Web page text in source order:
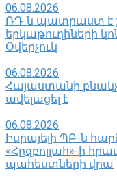
06.08.2026
ՌԴ-ն պատրաստ է
երկաթուղիների
Օվերչուկ
06.08.2026
Հայաստանի
ավելացել է
06.08.2026
Իսրայելի ՊԲ-ն
«Հըզբոլլահ»-ի
պահեստների վրա